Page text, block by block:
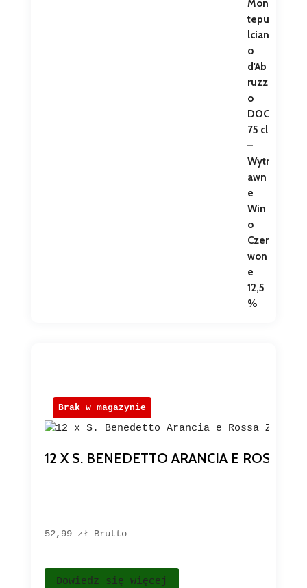
12 X S. BENEDETTO ARANCIA E ROSSA
52,99 zł Brutto
Dowiedz się więcej
Brak w magazynie